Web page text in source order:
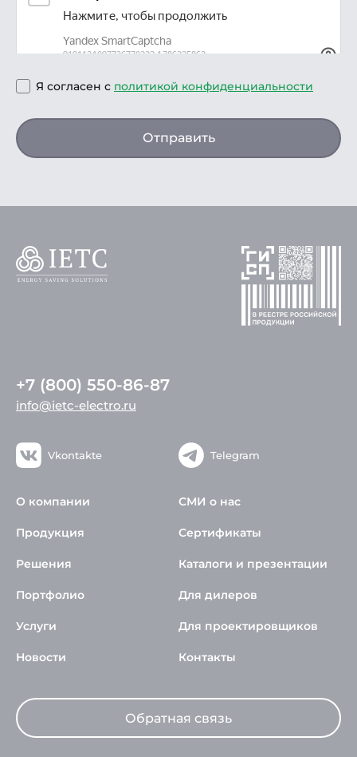
Я согласен с политикой конфиденциальности
Отправить
+7 (800) 550-86-87
info@ietc-electro.ru
Vkontakte Telegram
О компании
Продукция
Решения
Портфолио
Услуги
Новости
СМИ о нас
Сертификаты
Каталоги и презентации
Для дилеров
Для проектировщиков
Контакты
Обратная связь